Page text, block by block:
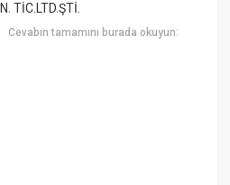
TİC.LTD.ŞTİ.
Cevabın tamamını burada okuyun: